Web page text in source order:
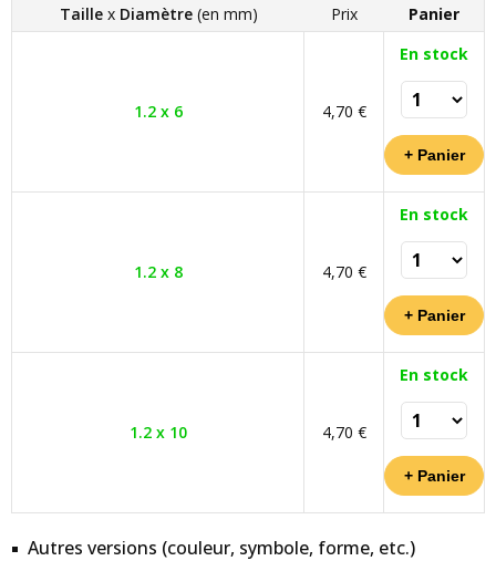
Taille x Diamètre (en mm) Prix Panier
1.2 x 6 4,70 €
En stock
1.2 x 8 4,70 €
En stock
1.2 x 10 4,70 €
En stock
Autres versions (couleur, symbole, forme, etc.)